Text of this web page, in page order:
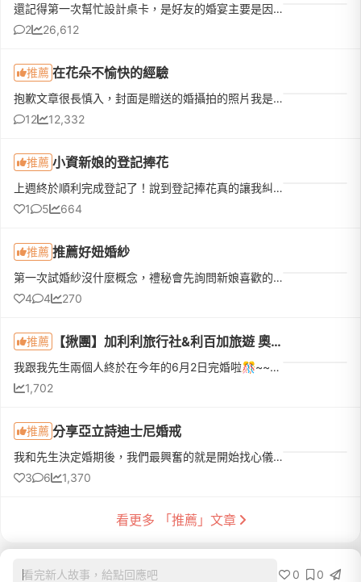
還記得第一次幫忙設計桌卡，是好友的婚宴主要是因為新娘養了一隻很可愛的吉娃娃於是我就特別把這可愛的吉娃娃圖像給放進桌卡讓整場婚宴六十多桌的桌卡多了許多豐富性 (笑)當時簡易的設計了一款橫式的三角桌卡，也獲...
2
26,612
推薦 在花朵不愉快的經驗
抱歉文章很長慎入，封面是贈送的婚攝拍的照片我是108/6/29畢業的新娘107/4/29與花朵簽約 共付了49800元(婚紗攝影+結婚當日禮服+贈送當天婚禮攝影)過了兩個月才有空把這篇分享打上來婚紗給艾莉拍得很好我很滿意(完全是因為其他因素才來發這篇文)，在花朵的體驗實在有許多覺得無言的事，所以還是要分享給大家參考去年一開始是在FACEBOOK看到花朵影像製作的廣告看到艾莉的風格完完全全是我的菜但
12
12,332
推薦 小資新娘的登記捧花
上週終於順利完成登記了！說到登記捧花真的讓我糾結一陣子。一開始先生覺得去戶政事務所拍個照，找間花店買束鮮花就好。但我去問了幾間稍微有設計感的，報價都要兩三千塊。想到最近天氣這麼熱，鮮花拿在手上拍完大概...
1
5 664
推薦 推薦好妞婚紗
第一次試婚紗沒什麼概念，禮秘會先詢問新娘喜歡的款式，再依照新娘喜好提供選擇試穿。結果每一件都太漂亮我選不出來，好妞也讓我全部都試穿🥹穿上婚紗的時候真的覺得自己好漂亮，婚紗質感非常好，禮秘親切、溫柔又會...
4
4 270
推薦 【揪團】加利利旅行社&利百加旅遊 奧地利捷克·蜜月13日(冬季)
我跟我先生兩個人終於在今年的6月2日完婚啦🎊~~以前都看人家出國蜜月，這次終於輪到我了🎉🍾️，很早之前比起亞洲更多聽到先生起歐洲國家的旅遊，讓我更加嚮往🥰所以就決定到歐洲度蜜月~~~這次的旅遊行程是先生選的~聽他...
1,702
推薦 分享亞立詩迪士尼婚戒
我和先生決定婚期後，我們最興奮的就是開始找心儀的婚戒，追求ＣＰ值又希望是信任的婚戒品牌，我們看了Ｋ.UNO，I-PIRMO，銀座白石，ALUXE亞立詩。從一開始的前面幾家的選擇障礙到最後，我們最喜歡板橋的亞立詩的婚戒...
3
6 1,370
看更多 「推薦」文章
看完新人故事，給點回應吧 0 0